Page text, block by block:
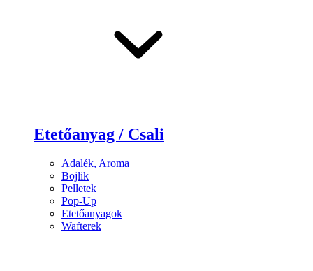
Etetőanyag / Csali
Adalék, Aroma
Bojlik
Pelletek
Pop-Up
Etetőanyagok
Wafterek